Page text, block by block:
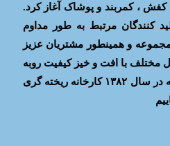
، کمربند و پوشاک آغاز کرد.
کنندگان مرتبط به طور مداوم
و همینطور مشتریان عزیز
مختلف با افت و خیز کیفیت روبه
رو می شدیم. بر آن شدیم که در سال ۱۳۸۲ کارخانه ریخته گری